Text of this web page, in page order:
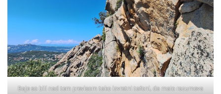
Baje so bili nad tem previsom tako izvrstni tafoni, da malo razumeva